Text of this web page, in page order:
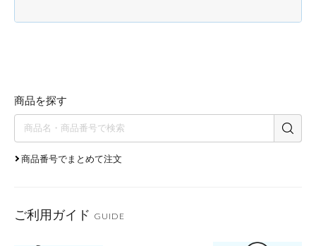
商品を探す
商品番号でまとめて注文
ご利用ガイド GUIDE